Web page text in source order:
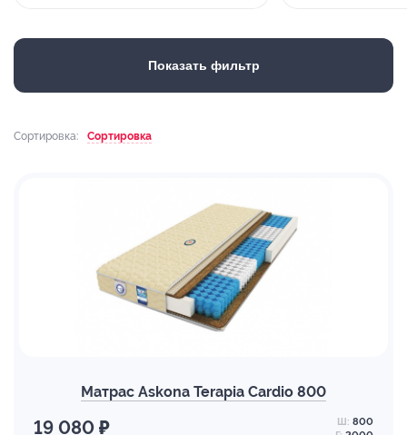
Показать фильтр
Сортировка: Сортировка
Матрас Askona Terapia Cardio 800
19 080 ₽ Ш: 800